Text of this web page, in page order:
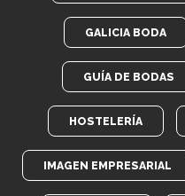
GALICIA BODA
GUÍA DE BODAS
HOSTELERÍA
IMAGEN EMPRESARIAL